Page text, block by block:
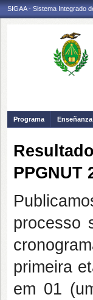
SIGAA - Sistema Integrado
Programa Enseñanza
PPGNUT
processo
primeira
em 01